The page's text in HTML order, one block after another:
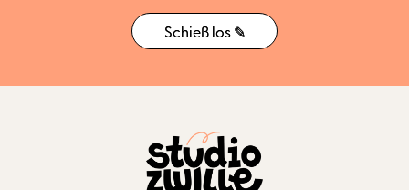
Schieß los ✎
Schieß los ✎